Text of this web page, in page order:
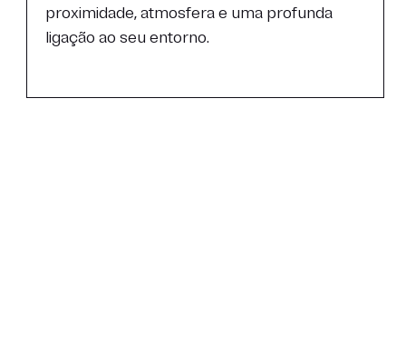
proximidade, atmosfera e uma profunda
ligação ao seu entorno.